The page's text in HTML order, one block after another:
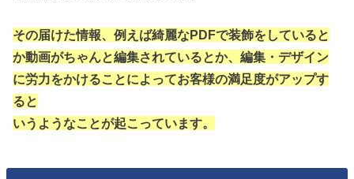
その届けた情報、例えば綺麗なPDFで装飾をしていると
か動画がちゃんと編集されているとか、編集・デザイン
に労力をかけることによってお客様の満足度がアップす
ると
いうようなことが起こっています。